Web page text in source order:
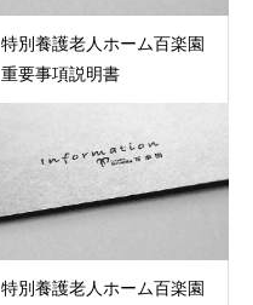
特別養護老人ホーム百楽園
重要事項説明書
特別養護老人ホーム百楽園